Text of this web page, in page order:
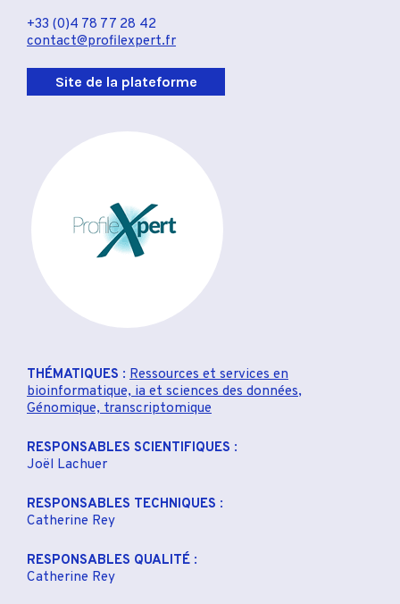
+33 (0)4 78 77 28 42
contact@profilexpert.fr
Site de la plateforme
THÉMATIQUES : Ressources et services en
bioinformatique, ia et sciences des données,
Génomique, transcriptomique
RESPONSABLES SCIENTIFIQUES :
Joël Lachuer
RESPONSABLES TECHNIQUES :
Catherine Rey
RESPONSABLES QUALITÉ :
Catherine Rey